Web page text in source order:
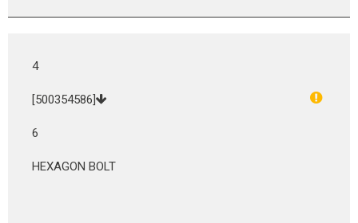
4
[500354586]
6
HEXAGON BOLT